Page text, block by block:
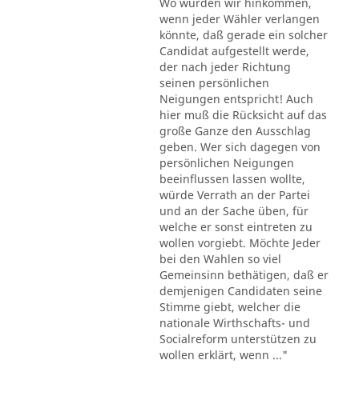
wenn jeder Wähler verlangen
könnte, daß gerade ein solcher
Candidat aufgestellt werde,
der nach jeder Richtung
seinen persönlichen
Neigungen entspricht! Auch
hier muß die Rücksicht auf das
große Ganze den Ausschlag
geben. Wer sich dagegen von
persönlichen Neigungen
beeinflussen lassen wollte,
würde Verrath an der Partei
und an der Sache üben, für
welche er sonst eintreten zu
wollen vorgiebt. Möchte Jeder
bei den Wahlen so viel
Gemeinsinn bethätigen, daß er
demjenigen Candidaten seine
Stimme giebt, welcher die
nationale Wirthschafts- und
Socialreform unterstützen zu
wollen erklärt, wenn ..."